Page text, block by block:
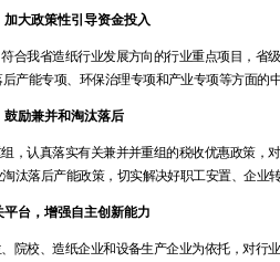
加大政策性引导资金投入
合我省造纸行业发展方向的行业重点项目，省
产能专项、环保治理专项和产业专项等方面的
鼓励兼并和淘汰落后
，认真落实有关兼并并重组的税收优惠政策，
汰落后产能政策，切实解决好职工安置、企业
平台，增强自主创新能力
院校、造纸企业和设备生产企业为依托，对行